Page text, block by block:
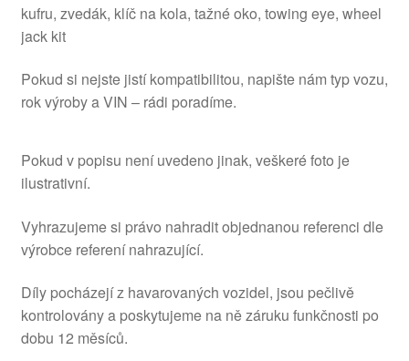
kufru, zvedák, klíč na kola, tažné oko, towing eye, wheel
jack kit
Pokud si nejste jistí kompatibilitou, napište nám typ vozu,
rok výroby a VIN – rádi poradíme.
Pokud v popisu není uvedeno jinak, veškeré foto je
ilustrativní.
Vyhrazujeme si právo nahradit objednanou referenci dle
výrobce referení nahrazující.
Díly pocházejí z havarovaných vozidel, jsou pečlivě
kontrolovány a poskytujeme na ně záruku funkčnosti po
dobu 12 měsíců.